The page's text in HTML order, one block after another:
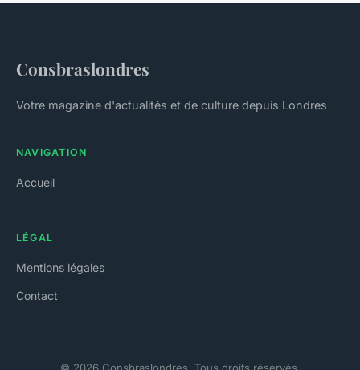
Consbraslondres
Votre magazine d'actualités et de culture depuis Londres
NAVIGATION
Accueil
LÉGAL
Mentions légales
Contact